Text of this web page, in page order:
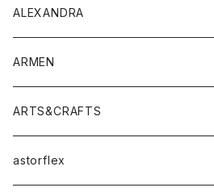
Tシャツ
シャツ
ボトムス
トップス
Tシャツ・カットソー
シャツ・ブラウス
ボトムス
パンツ
スカート
ワンピース・オールインワン
バッグ
ALEXANDRA
ARMEN
アウター
コート
トップス
ARTS&CRAFTS
アクセサリー
astorflex